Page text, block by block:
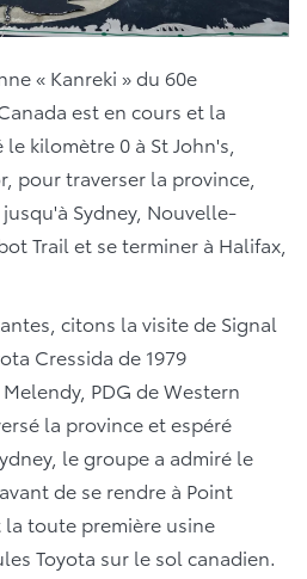
« Kanreki » du 60e
est en cours et la
kilomètre 0 à St John's,
pour traverser la province,
Sydney, Nouvelle-
Trail et se terminer à Halifax,
citons la visite de Signal
Cressida de 1979
PDG de Western
la province et espéré
le groupe a admiré le
de se rendre à Point
toute première usine
Toyota sur le sol canadien.